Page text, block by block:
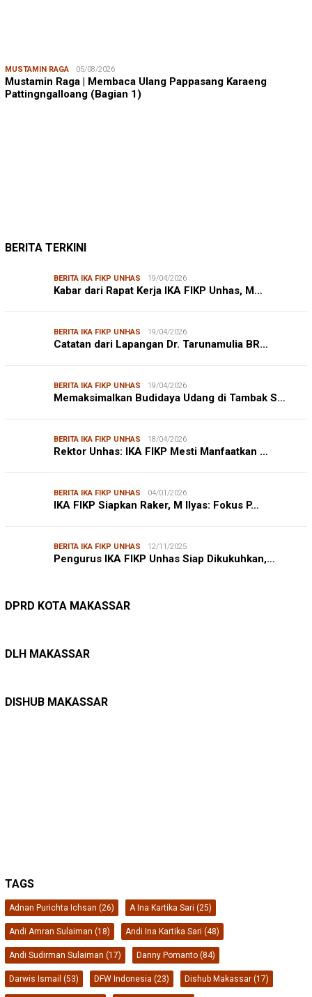
MUSTAMIN RAGA 05/08/2026
Mustamin Raga | Membaca Ulang Pappasang Karaeng
Pattingngalloang (Bagian 1)
BERITA TERKINI
BERITA IKA FIKP UNHAS 19/04/2026
Kabar dari Rapat Kerja IKA FIKP Unhas, M…
BERITA IKA FIKP UNHAS 19/04/2026
Catatan dari Lapangan Dr. Tarunamulia BR…
BERITA IKA FIKP UNHAS 19/04/2026
Memaksimalkan Budidaya Udang di Tambak S…
BERITA IKA FIKP UNHAS 18/04/2026
Rektor Unhas: IKA FIKP Mesti Manfaatkan …
BERITA IKA FIKP UNHAS 04/01/2026
IKA FIKP Siapkan Raker, M Ilyas: Fokus P…
BERITA IKA FIKP UNHAS 12/11/2025
Pengurus IKA FIKP Unhas Siap Dikukuhkan,…
DPRD KOTA MAKASSAR
Kepuasan Publik Tinggi, Andi Makmur Nila…
DLH MAKASSAR
Belanja Pemerintah Bisa Menyelamatkan Hu…
DISHUB MAKASSAR
Pete-pete Laut Makassar Siap Beroperasi …
TAGS
Adnan Purichta Ichsan (26) A Ina Kartika Sari (25)
Andi Amran Sulaiman (18) Andi Ina Kartika Sari (48)
Andi Sudirman Sulaiman (17) Danny Pomanto (84)
Darwis Ismail (53) DFW Indonesia (23) Dishub Makassar (17)